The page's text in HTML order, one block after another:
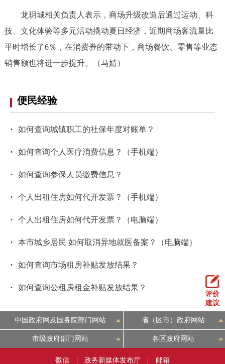
龙玥城相关负责人表示，商场升级改造后通过运动、科
技、文化体验等多元活动撬动夏日经济，近期商场客流量比
平时增长了6％，在消费券的带动下，商场餐饮、零售等业态
销售额也将进一步提升。（马婧）
便民经验
· 如何查询城镇职工的社保年度对账单？
· 如何查询个人医疗消费信息？（手机端）
· 如何查询参保人员缴费信息？
· 个人出租住房如何代开发票？（手机端）
· 个人出租住房如何代开发票？（电脑端）
· 本市城乡居民 如何取消异地就医备案？（电脑端）
· 如何查询市场租房补贴发放结果？
· 如何查询公租房租金补贴发放结果？
评价
建议
中国政府网及国务院部门网站 省（区市）政府网站
市级政府部门网站 各区政府网站
微信 政务新媒体发布厅 邮箱